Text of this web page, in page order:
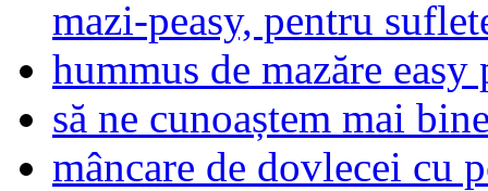
mazi-peasy, pentru
hummus de mazăre easy
să ne cunoaștem mai
mâncare de dovlecei cu